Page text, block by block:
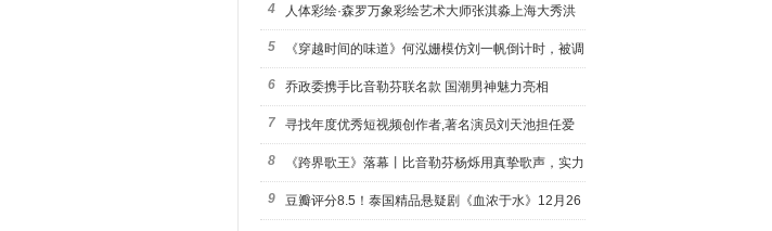
4 人体彩绘·森罗万象彩绘艺术大师张淇淼上海大秀洪
荒宇宙
5 《穿越时间的味道》何泓姗模仿刘一帆倒计时，被调
侃“学人
6 乔政委携手比音勒芬联名款 国潮男神魅力亮相
7 寻找年度优秀短视频创作者,著名演员刘天池担任爱
奇艺号"奇
8 《跨界歌王》落幕丨比音勒芬杨烁用真挚歌声，实力
圈粉!
9 豆瓣评分8.5！泰国精品悬疑剧《血浓于水》12月26